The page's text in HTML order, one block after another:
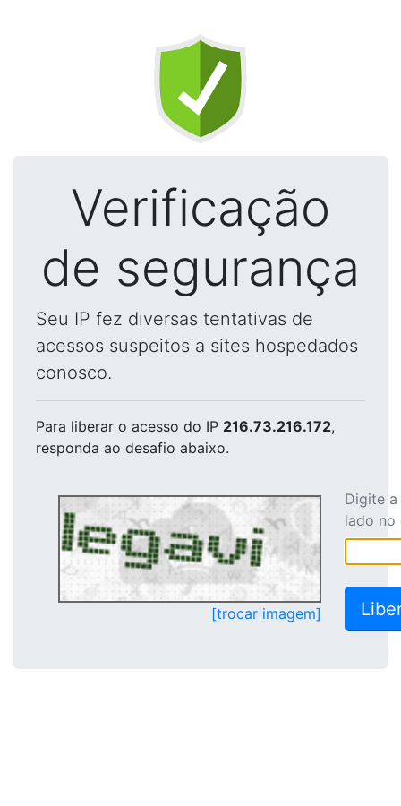
Verificação
de segurança
Seu IP fez diversas tentativas de
acessos suspeitos a sites hospedados
conosco.
Para liberar o acesso do IP 216.73.216.172,
responda ao desafio abaixo.
[trocar imagem]
Digite
lado no